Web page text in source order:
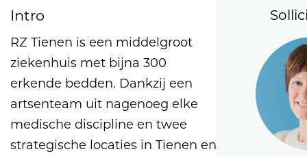
Intro
RZ Tienen is een middelgroot
ziekenhuis met bijna 300
erkende bedden. Dankzij een
artsenteam uit nagenoeg elke
medische discipline en twee
strategische locaties in Tienen en